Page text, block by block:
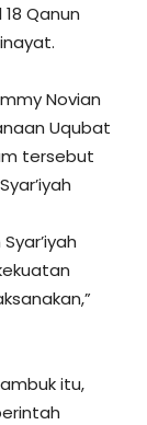
Qanun
Novian
Uqubat
tersebut
itu,